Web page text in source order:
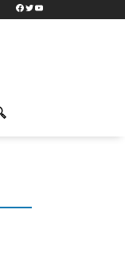
Facebook
TwitterYouTube